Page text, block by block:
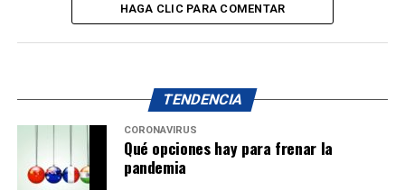
HAGA CLIC PARA COMENTAR
TENDENCIA
CORONAVIRUS
Qué opciones hay para frenar la
pandemia